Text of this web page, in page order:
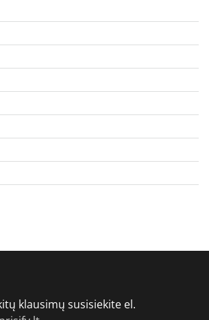
klausimų susisiekite el.